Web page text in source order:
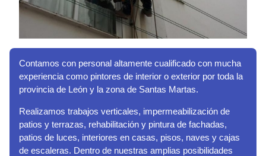
Contamos con personal altamente cualificado con mucha
experiencia como pintores de interior o exterior por toda la
provincia de León y la zona de Santas Martas.
Realizamos trabajos verticales, impermeabilización de
patios y terrazas, rehabilitación y pintura de fachadas,
patios de luces, interiores en casas, pisos, naves y cajas
de escaleras. Dentro de nuestras amplias posibilidades